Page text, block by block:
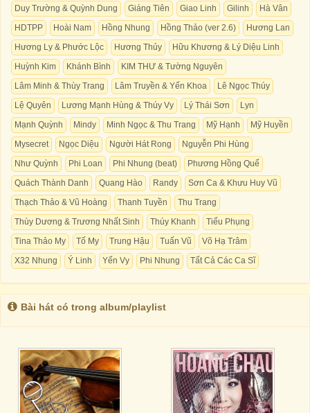
Duy Trường & Quỳnh Dung
Giáng Tiên Giao Linh Gilinh
Hà Vân
HDTPP
Hoài Nam Hồng Nhung Hồng Thảo (ver 2.6)
Hương Lan
Hương Ly & Phước Lộc
Hương Thủy
Hữu Khương & Lý Diệu Linh
Huỳnh Kim
Khánh Bình
KIM THƯ & Tường Nguyên
Lâm Minh & Thùy Trang
Lâm Truyền & Yến Khoa
Lê Ngọc Thúy
Lệ Quyên
Lương Mạnh Hùng & Thúy Vy Lý Thái Sơn
Lyn
Mạnh Quỳnh
Mindy Minh Ngọc & Thu Trang Mỹ Hạnh
Mỹ Huyền
Mysecret
Ngọc Diệu Người Hát Rong
Nguyễn Phi Hùng
Như Quỳnh
Phi Loan Phi Nhung (beat)
Phương Hồng Quế
Quách Thành Danh
Quang Hào Randy
Sơn Ca & Khưu Huy Vũ
Thạch Thảo & Vũ Hoàng
Thanh Tuyền
Thu Trang
Thùy Dương & Trương Nhất Sinh
Thúy Khanh
Tiểu Phụng
Tina Thảo My
Tố My Trung Hậu Tuấn Vũ
Võ Hạ Trâm
X32 Nhung
Ý Linh Yến Vy Phi Nhung Tất Cả Các Ca Sĩ
Bài hát có trong album/playlist